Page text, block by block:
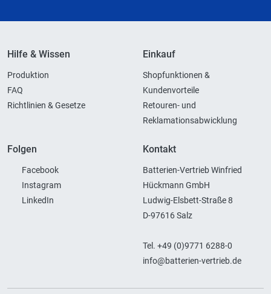
Hilfe & Wissen
Produktion
FAQ
Richtlinien & Gesetze
Einkauf
Shopfunktionen &
Kundenvorteile
Retouren- und
Reklamationsabwicklung
Folgen
Facebook
Instagram
LinkedIn
Kontakt
Batterien-Vertrieb Winfried
Hückmann GmbH
Ludwig-Elsbett-Straße 8
D-97616 Salz
Tel. +49 (0)9771 6288-0
info@batterien-vertrieb.de